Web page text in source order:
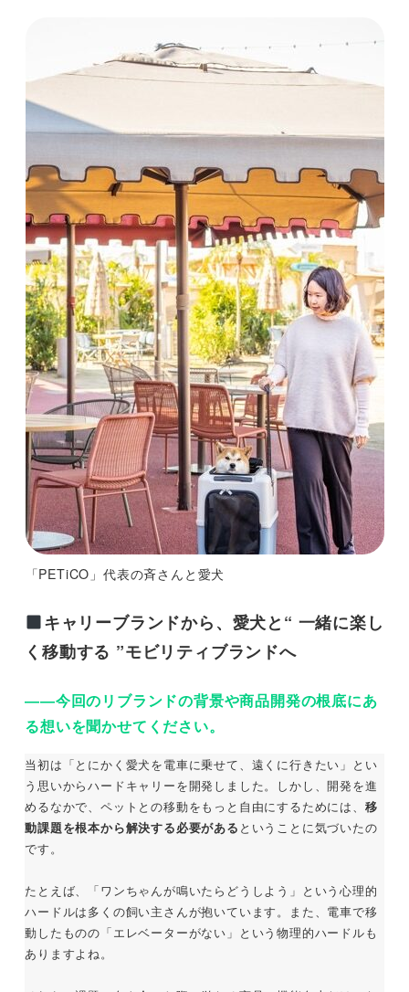
「PETiCO」代表の斉さんと愛犬
キャリーブランドから、愛犬と“ 一緒に楽し
く移動する ”モビリティブランドへ
――今回のリブランドの背景や商品開発の根底にあ
る想いを聞かせてください。
当初は「とにかく愛犬を電車に乗せて、遠くに行きたい」とい
う思いからハードキャリーを開発しました。しかし、開発を進
めるなかで、ペットとの移動をもっと自由にするためには、 移
動課題を根本から解決する必要がある ということに気づいたの
です。
たとえば、「ワンちゃんが鳴いたらどうしよう」という心理的
ハードルは多くの飼い主さんが抱いています。また、電車で移
動したものの「エレベーターがない」という物理的ハードルも
ありますよね。